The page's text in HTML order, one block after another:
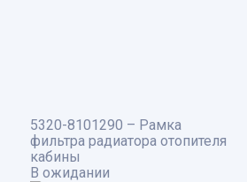
5320-8101290 – Рамка
фильтра радиатора отопителя
кабины
В ожидании